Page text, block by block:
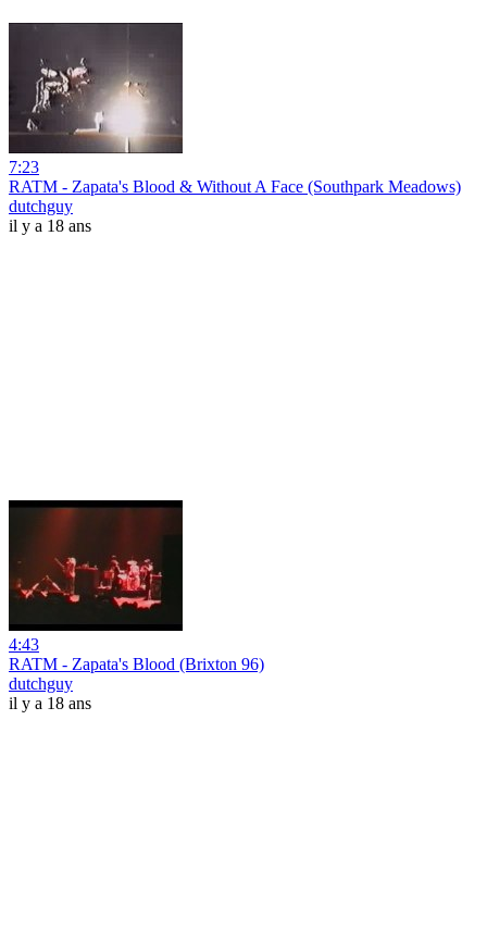
7:23
RATM - Zapata's Blood & Without A Face (Southpark Meadows)
dutchguy
il y a 18 ans
4:43
RATM - Zapata's Blood (Brixton 96)
dutchguy
il y a 18 ans